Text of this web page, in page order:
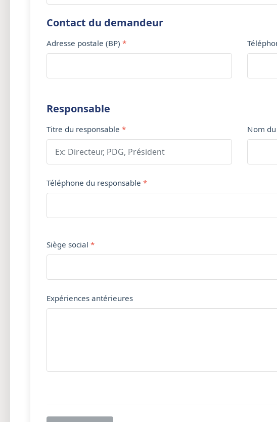
Contact du demandeur
Adresse postale (BP)
Responsable
Titre du responsable Nom
Téléphone du responsable
Siège social
Expériences antérieures